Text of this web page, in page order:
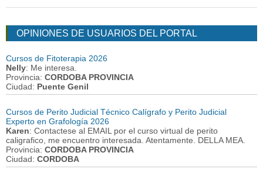
OPINIONES DE USUARIOS DEL PORTAL
Cursos de Fitoterapia 2026
Nelly: Me interesa.
Provincia: CORDOBA PROVINCIA
Ciudad: Puente Genil
Cursos de Perito Judicial Técnico Calígrafo y Perito Judicial
Experto en Grafología 2026
Karen: Contactese al EMAIL por el curso virtual de perito
caligrafico, me encuentro interesada. Atentamente. DELLA MEA.
Provincia: CORDOBA PROVINCIA
Ciudad: CORDOBA